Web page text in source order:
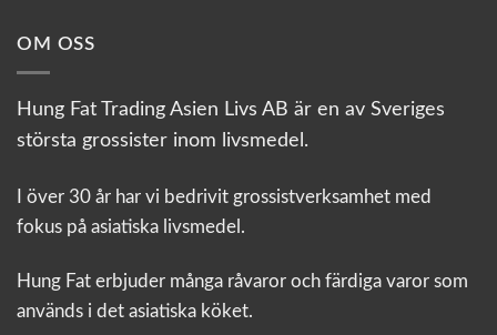
OM OSS
Hung Fat Trading Asien Livs AB är en av Sveriges
största grossister inom livsmedel.
I över 30 år har vi bedrivit grossistverksamhet med
fokus på asiatiska livsmedel.
Hung Fat erbjuder många råvaror och färdiga varor som
används i det asiatiska köket.